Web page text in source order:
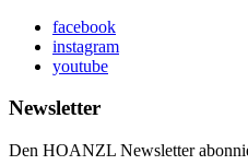
facebook
instagram
youtube
Newsletter
Den HOANZL Newsletter